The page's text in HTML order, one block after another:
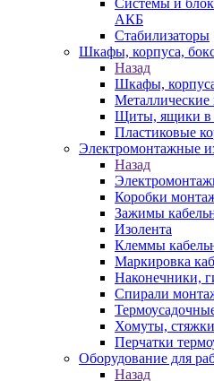
Системы и
АКБ
Стабилизаторы
Шкафы, корпуса,
Назад
Шкафы,
Металлические
Щиты, ящики в
Пластиковые
Электромонтажные
Назад
Коробки
Зажимы
Изолента
Клеммы
Маркировка
Наконечники,
Спирали
Хомуты,
Перчатки
Оборудование для
Назад